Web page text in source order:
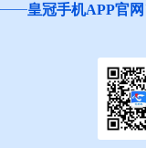
皇冠手机APP官